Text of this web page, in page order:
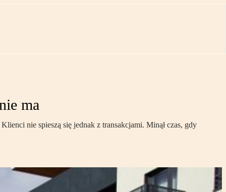
ma
nie spieszą się jednak z transakcjami. Minął czas, gdy